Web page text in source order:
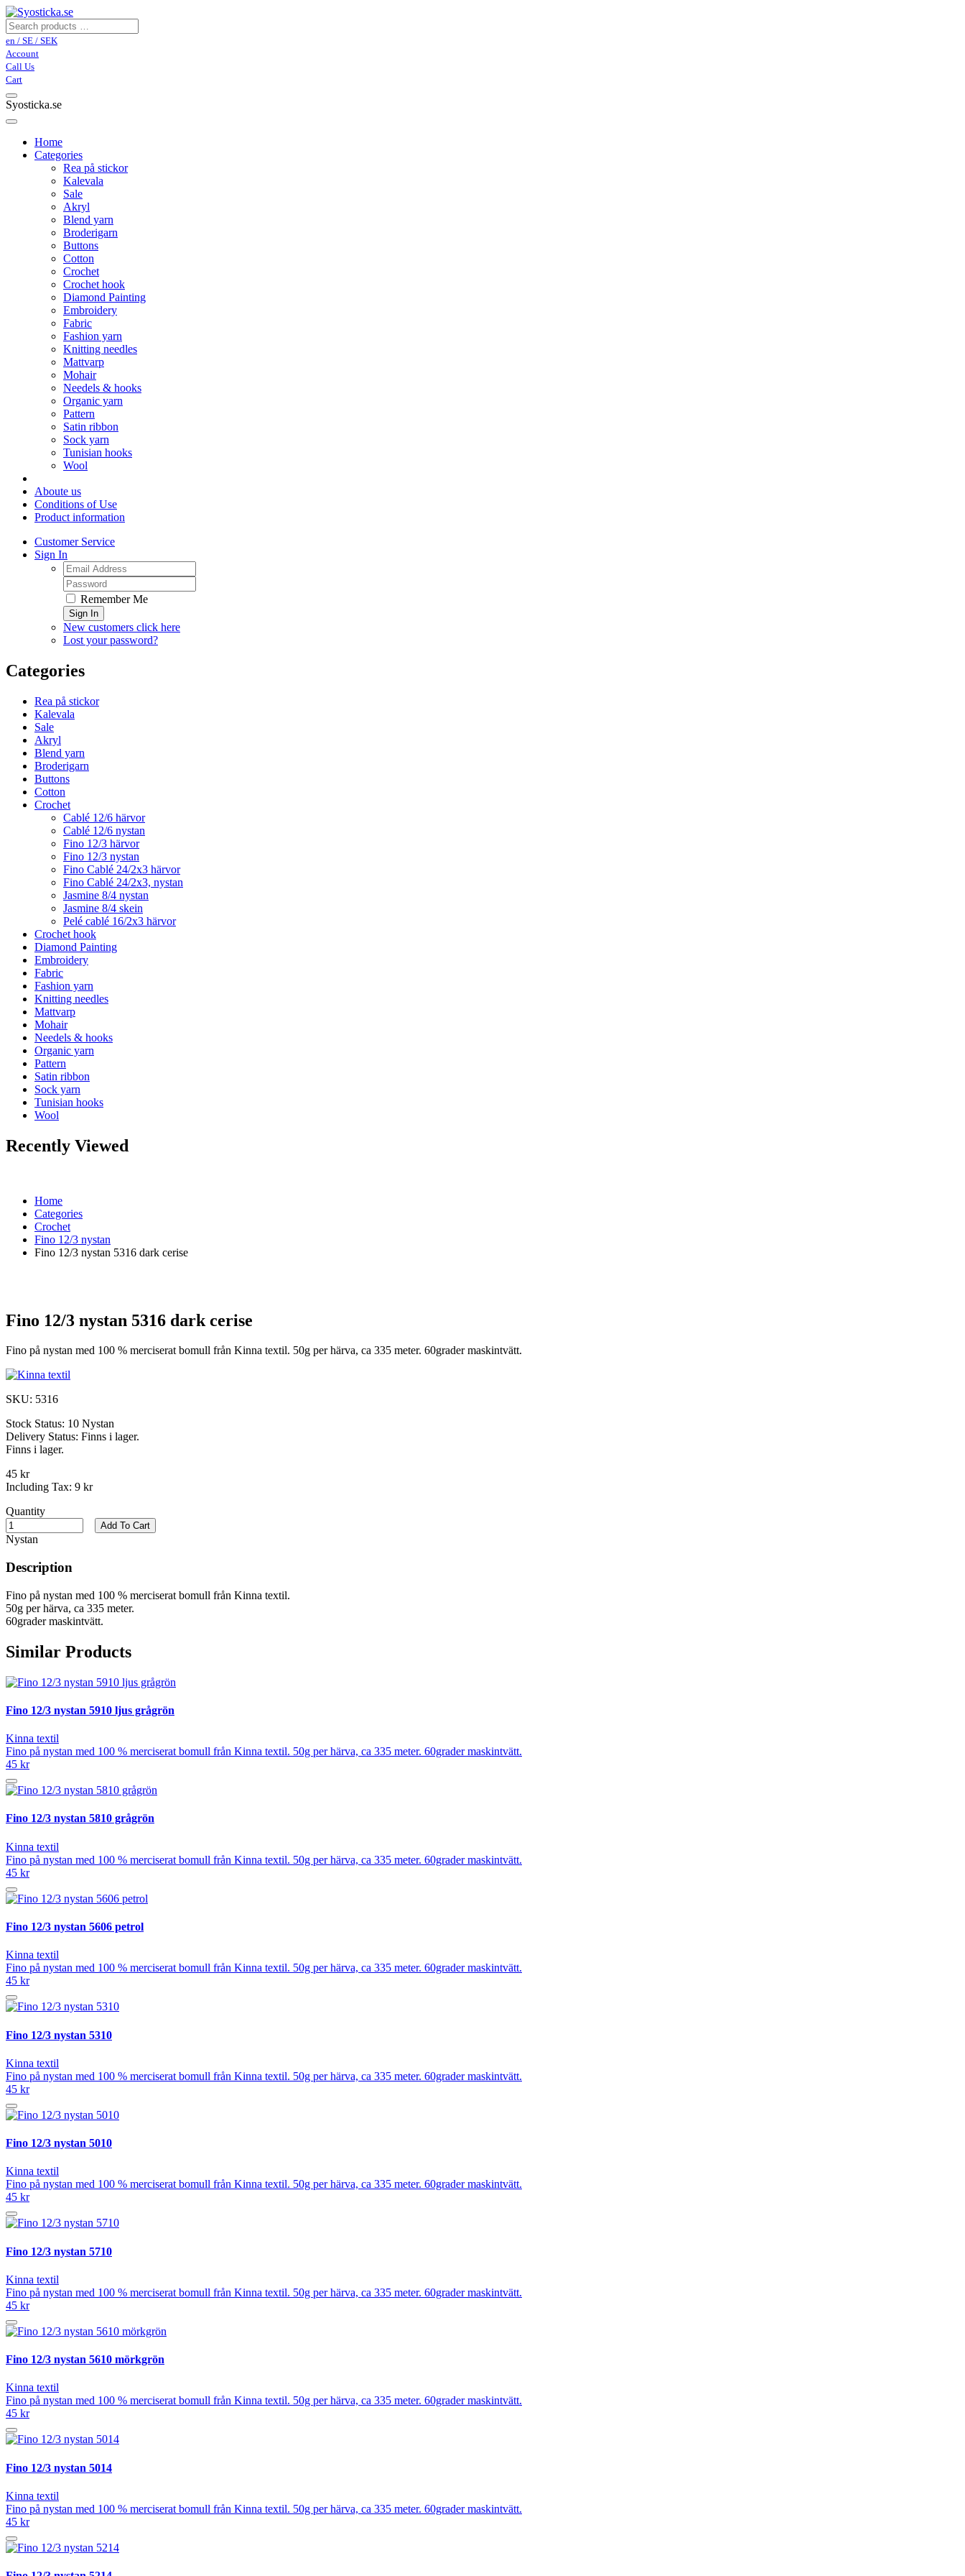
en / SE / SEK
Account
Call Us
Cart
Syosticka.se
Home
Categories
Rea på stickor
Kalevala
Sale
Akryl
Blend yarn
Broderigarn
Buttons
Cotton
Crochet
Crochet hook
Diamond Painting
Embroidery
Fabric
Fashion yarn
Knitting needles
Mattvarp
Mohair
Needels & hooks
Organic yarn
Pattern
Satin ribbon
Sock yarn
Tunisian hooks
Wool
Aboute us
Conditions of Use
Product information
Customer Service
Sign In
Remember Me
Sign In
New customers click here
Lost your password?
Categories
Rea på stickor
Kalevala
Sale
Akryl
Blend yarn
Broderigarn
Buttons
Cotton
Crochet
Cablé 12/6 härvor
Cablé 12/6 nystan
Fino 12/3 härvor
Fino 12/3 nystan
Fino Cablé 24/2x3 härvor
Fino Cablé 24/2x3, nystan
Jasmine 8/4 nystan
Jasmine 8/4 skein
Pelé cablé 16/2x3 härvor
Crochet hook
Diamond Painting
Embroidery
Fabric
Fashion yarn
Knitting needles
Mattvarp
Mohair
Needels & hooks
Organic yarn
Pattern
Satin ribbon
Sock yarn
Tunisian hooks
Wool
Recently Viewed
Home
Categories
Crochet
Fino 12/3 nystan
Fino 12/3 nystan 5316 dark cerise
Fino 12/3 nystan 5316 dark cerise
Fino på nystan med 100 % merciserat bomull från Kinna textil. 50g per härva, ca 335 meter. 60grader maskintvätt.
SKU: 5316
Stock Status: 10 Nystan
Delivery Status: Finns i lager.
Finns i lager.
45 kr
Including Tax: 9 kr
Quantity
Nystan
Add To Cart
Description
Fino på nystan med 100 % merciserat bomull från Kinna textil.
50g per härva, ca 335 meter.
60grader maskintvätt.
Similar Products
Fino 12/3 nystan 5910 ljus grågrön
Kinna textil
Fino på nystan med 100 % merciserat bomull från Kinna textil. 50g per härva, ca 335 meter. 60grader maskintvätt.
45 kr
Fino 12/3 nystan 5810 grågrön
Kinna textil
Fino på nystan med 100 % merciserat bomull från Kinna textil. 50g per härva, ca 335 meter. 60grader maskintvätt.
45 kr
Fino 12/3 nystan 5606 petrol
Kinna textil
Fino på nystan med 100 % merciserat bomull från Kinna textil. 50g per härva, ca 335 meter. 60grader maskintvätt.
45 kr
Fino 12/3 nystan 5310
Kinna textil
Fino på nystan med 100 % merciserat bomull från Kinna textil. 50g per härva, ca 335 meter. 60grader maskintvätt.
45 kr
Fino 12/3 nystan 5010
Kinna textil
Fino på nystan med 100 % merciserat bomull från Kinna textil. 50g per härva, ca 335 meter. 60grader maskintvätt.
45 kr
Fino 12/3 nystan 5710
Kinna textil
Fino på nystan med 100 % merciserat bomull från Kinna textil. 50g per härva, ca 335 meter. 60grader maskintvätt.
45 kr
Fino 12/3 nystan 5610 mörkgrön
Kinna textil
Fino på nystan med 100 % merciserat bomull från Kinna textil. 50g per härva, ca 335 meter. 60grader maskintvätt.
45 kr
Fino 12/3 nystan 5014
Kinna textil
Fino på nystan med 100 % merciserat bomull från Kinna textil. 50g per härva, ca 335 meter. 60grader maskintvätt.
45 kr